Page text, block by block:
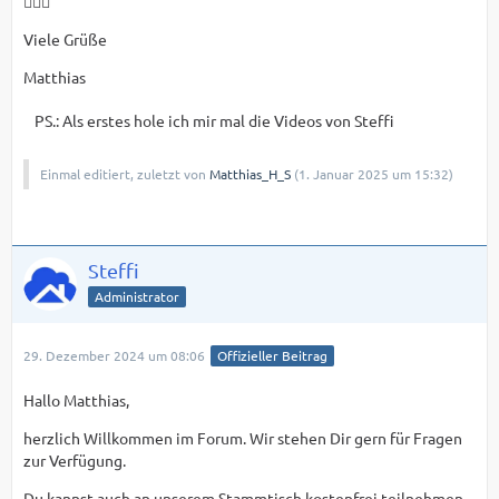
Viele Grüße
Matthias
PS.: Als erstes hole ich mir mal die Videos von Steffi
Einmal editiert, zuletzt von Matthias_H_S (1. Januar 2025 um 15:32)
Steffi
Administrator
29. Dezember 2024 um 08:06 Offizieller Beitrag
Hallo Matthias,
herzlich Willkommen im Forum. Wir stehen Dir gern für Fragen
zur Verfügung.